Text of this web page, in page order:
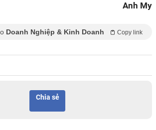
Anh My
Doanh Nghiệp & Kinh Doanh Copy link
Chia sẻ